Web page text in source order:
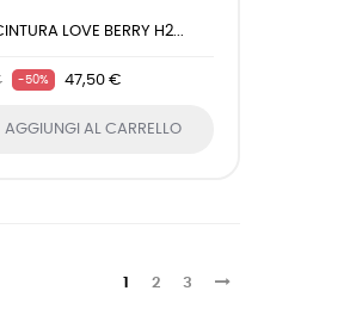
LOVE BERRY H2...
-50% 47,50 €
AGGIUNGI AL CARRELLO
1 2 3